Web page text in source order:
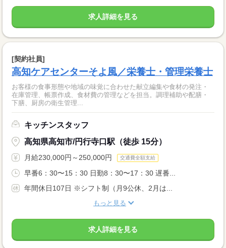
求人詳細を見る
[契約社員]
高知ケアセンターそよ風／栄養士・管理栄養士
お客様の食事形態や地域の味覚に合わせた献立編集や食材の発注・
在庫管理、帳票作成、食材費の管理などを担当。調理補助や配膳・
下膳、厨房の衛生管理...
キッチンスタッフ
高知県高知市/円行寺口駅（徒歩 15分）
月給230,000円～250,000円 交通費全額支給
早番6：30〜15：30 日勤8：30〜17：30 遅番...
年間休日107日 ※シフト制（月9公休、2月は...
もっと見る
求人詳細を見る